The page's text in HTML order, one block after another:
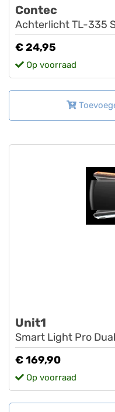
Contec
Achterlicht TL-335
€ 24,95
Op voorraad
Unit1
Smart Light Pro Dual
€ 169,90
Op voorraad